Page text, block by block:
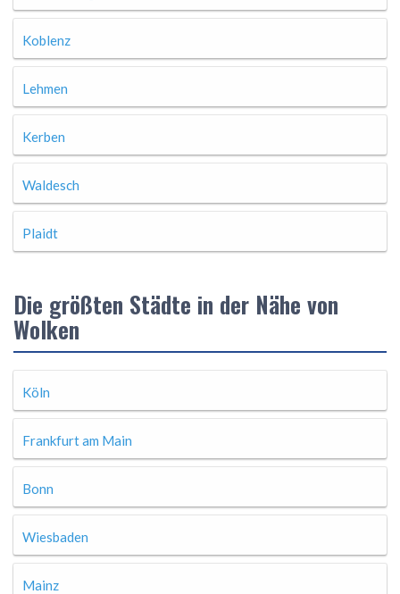
Koblenz
Lehmen
Kerben
Waldesch
Plaidt
Die größten Städte in der Nähe von
Wolken
Köln
Frankfurt am Main
Bonn
Wiesbaden
Mainz